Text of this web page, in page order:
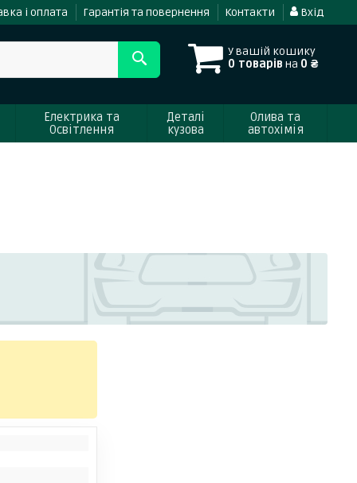
і оплата Гарантія та повернення Контакти Вхід
У вашій кошику
0 товарів на 0 ₴
Електрика та
Освітлення
Деталі
кузова
Олива та
автохімія